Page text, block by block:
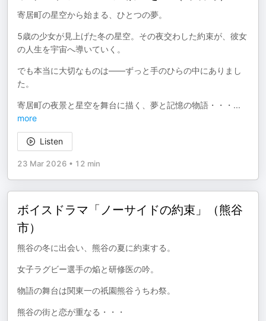
寄居町の星空から始まる、ひとつの夢。
5歳の少女が見上げた冬の星空。その夜交わした約束が、彼女
の人生を宇宙へ導いていく。
でも本当に大切なものは――ずっと手のひらの中にありまし
た。
寄居町の夜景と星空を舞台に描く、夢と記憶の物語・・・ ...
more
Listen
23 Mar 2026 • 12 min
ボイスドラマ「ノーサイドの約束」（熊谷
市）
熊谷の冬に出会い、熊谷の夏に約束する。
女子ラグビー選手の焔と研修医の吟。
物語の舞台は関東一の祇園熊谷うちわ祭。
熊谷の街と恋が重なる・・・